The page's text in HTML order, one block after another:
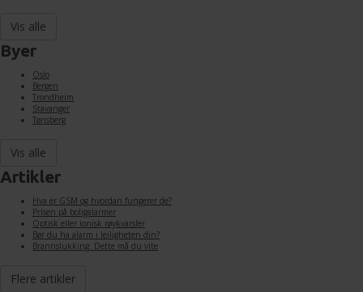
Vis alle
Byer
Oslo
Bergen
Trondheim
Stavanger
Tønsberg
Vis alle
Artikler
Hva er GSM og hvordan fungerer de?
Prisen på boligalarmer
Optisk eller ionisk røykvarsler
Bør du ha alarm i leiligheten din?
Brannslukking: Dette må du vite
Flere artikler